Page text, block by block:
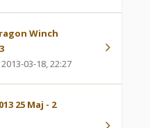
Winch
2013-03-18, 22:27
25 Maj - 2